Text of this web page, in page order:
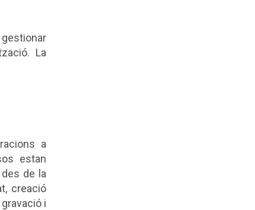
La
a
estan
de la
creació
i